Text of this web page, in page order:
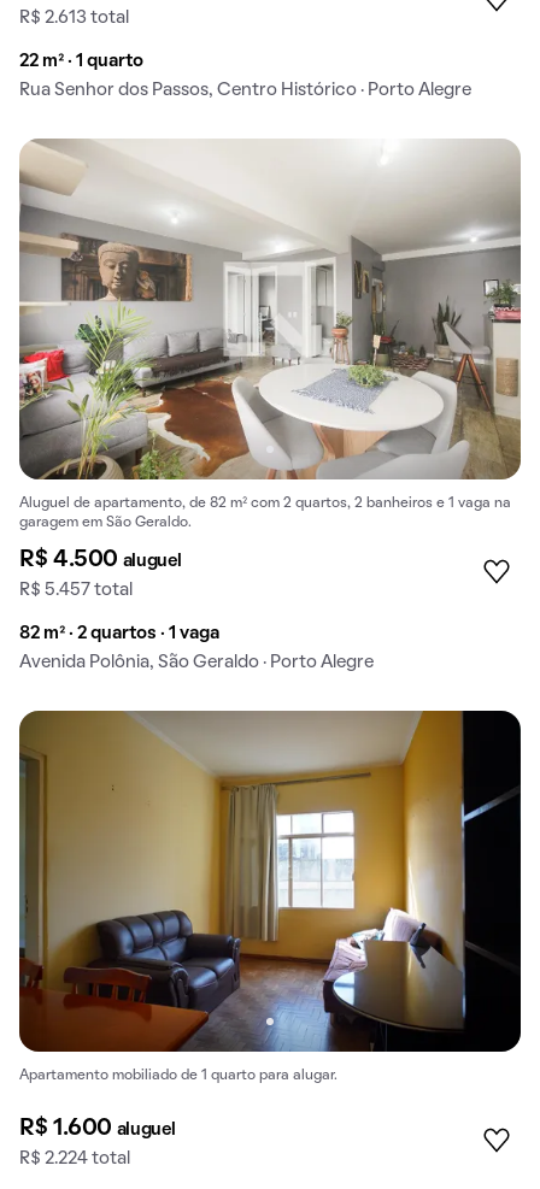
R$ 2.613 total
22 m² · 1 quarto
Rua Senhor dos Passos, Centro Histórico · Porto Alegre
Aluguel de apartamento, de 82 m² com 2 quartos, 2 banheiros e 1 vaga na
garagem em São Geraldo.
R$ 4.500 aluguel
R$ 5.457 total
82 m² · 2 quartos · 1 vaga
Avenida Polônia, São Geraldo · Porto Alegre
Apartamento mobiliado de 1 quarto para alugar.
R$ 1.600 aluguel
R$ 2.224 total